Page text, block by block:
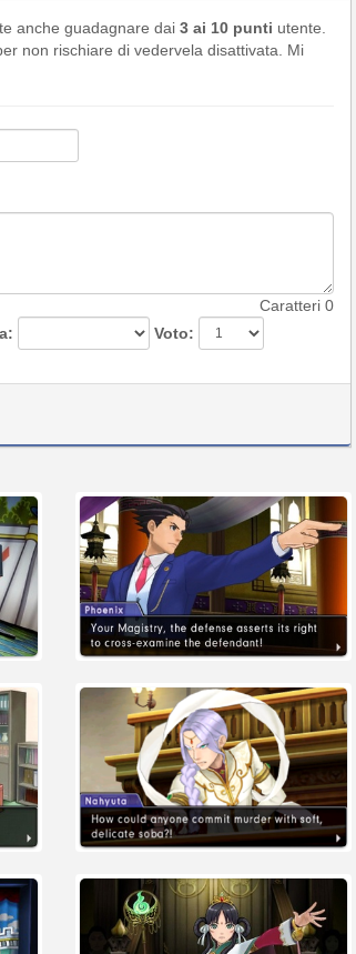
anche guadagnare dai 3 ai 10 punti utente.
non rischiare di vedervela disattivata. Mi
Caratteri 0
Voto: